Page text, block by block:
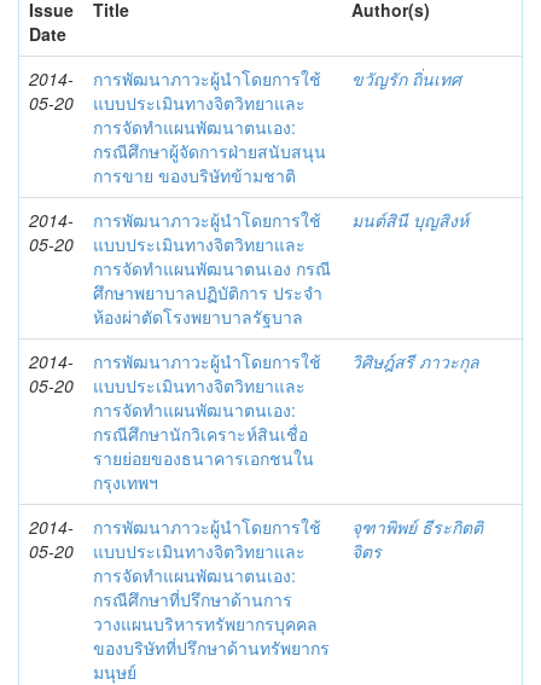
Issue
Date
Title Author(s)
2014-
05-20
การพัฒนาภาวะผู้นำโดยการใช้
แบบประเมินทางจิตวิทยาและ
การจัดทำแผนพัฒนาตนเอง:
กรณีศึกษาผู้จัดการฝ่ายสนับสนุน
การขาย ของบริษัทข้ามชาติ
ขวัญรัก ถิ่นเทศ
2014-
05-20
การพัฒนาภาวะผู้นำโดยการใช้
แบบประเมินทางจิตวิทยาและ
การจัดทำแผนพัฒนาตนเอง กรณี
ศึกษาพยาบาลปฏิบัติการ ประจำ
ห้องผ่าตัดโรงพยาบาลรัฐบาล
มนต์สินี บุญสิงห์
2014-
05-20
การพัฒนาภาวะผู้นำโดยการใช้
แบบประเมินทางจิตวิทยาและ
การจัดทำแผนพัฒนาตนเอง:
กรณีศึกษานักวิเคราะห์สินเชื่อ
รายย่อยของธนาคารเอกชนใน
กรุงเทพฯ
วิศิษฎ์สรี ภาวะกุล
2014-
05-20
การพัฒนาภาวะผู้นำโดยการใช้
แบบประเมินทางจิตวิทยาและ
การจัดทำแผนพัฒนาตนเอง:
กรณีศึกษาที่ปรึกษาด้านการ
วางแผนบริหารทรัพยากรบุคคล
ของบริษัทที่ปรึกษาด้านทรัพยากร
มนุษย์
จุฑาพิพย์ ธีระกิตติ
จิตร